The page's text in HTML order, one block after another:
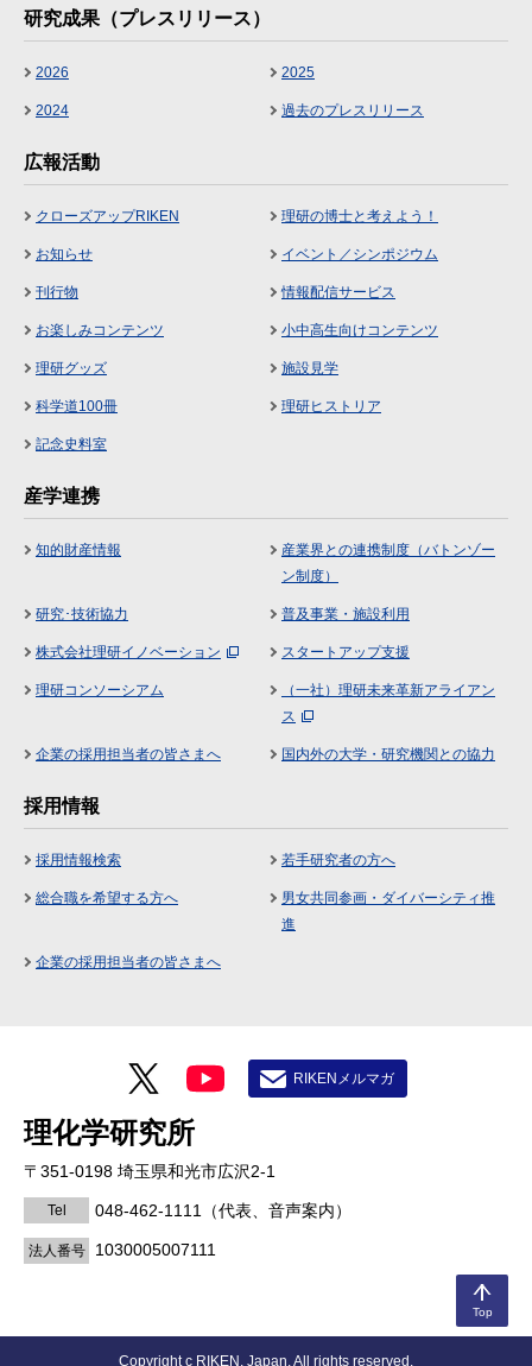
Top
研究成果（プレスリリース）
2026 2025
2024 過去のプレスリリース
広報活動
クローズアップRIKEN 理研の博士と考えよう！
お知らせ イベント／シンポジウム
刊行物 情報配信サービス
お楽しみコンテンツ 小中高生向けコンテンツ
理研グッズ 施設見学
科学道100冊 理研ヒストリア
記念史料室
産学連携
知的財産情報
産業界との連携制度（バトンゾー
ン制度）
研究･技術協力 普及事業・施設利用
株式会社理研イノベーション スタートアップ支援
理研コンソーシアム
（一社）理研未来革新アライアン
ス
企業の採用担当者の皆さまへ 国内外の大学・研究機関との協力
採用情報
採用情報検索 若手研究者の方へ
総合職を希望する方へ
男女共同参画・ダイバーシティ推
進
企業の採用担当者の皆さまへ
理化学研究所
〒351-0198 埼玉県和光市広沢2-1
Tel 048-462-1111 （代表、音声案内）
法人番号 1030005007111
RIKENメルマガ
Copyright c RIKEN, Japan. All rights reserved.